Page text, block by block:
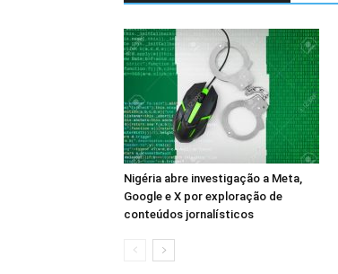
Nigéria abre investigação a Meta,
Google e X por exploração de
conteúdos jornalísticos